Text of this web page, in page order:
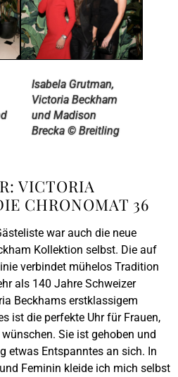
Isabela Grutman,
Victoria Beckham
und Madison
Brecka © Breitling
VICTORIA
CHRONOMAT 36
war auch die neue
Kollektion selbst. Die auf
verbindet mühelos Tradition
als 140 Jahre Schweizer
Beckhams erstklassigem
ist die perfekte Uhr für Frauen,
Sie ist gehoben und
etwas Entspanntes an sich. In
Feminin kleide ich mich selbst